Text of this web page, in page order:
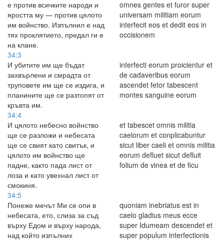
е против всичките народи и
яростта му — против цялото
им войнство. Изпълнил е над
тях проклятието, предал ги е
на клане.
omnes gentes et furor super
universam militiam eorum
interfecit eos et dedit eos in
occisionem
34:3
И убитите им ще бъдат
захвърлени и смрадта от
труповете им ще се издига, и
планините ще се разтопят от
кръвта им.
interfecti eorum proicientur et
de cadaveribus eorum
ascendet fetor tabescent
montes sanguine eorum
34:4
И цялото небесно войнство
ще се разложи и небесата
ще се свият като свитък, и
цялото им войнство ще
падне, както пада лист от
лоза и като увехнал лист от
смокиня.
et tabescet omnis militia
caelorum et conplicabuntur
sicut liber caeli et omnis militia
eorum defluet sicut defluit
folium de vinea et de ficu
34:5
Понеже мечът Ми се опи в
небесата, ето, слиза за съд
върху Едом и върху народа,
над който изпълних
quoniam inebriatus est in
caelo gladius meus ecce
super Idumeam descendet et
super populum interfectionis